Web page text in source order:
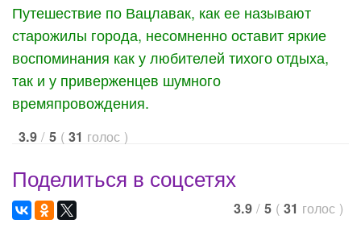
Путешествие по Вацлавак, как ее называют
старожилы города, несомненно оставит яркие
воспоминания как у любителей тихого отдыха,
так и у приверженцев шумного
времяпровождения.
3.9 / 5 ( 31 голос )
Поделиться в соцсетях
3.9 / 5 ( 31 голос )